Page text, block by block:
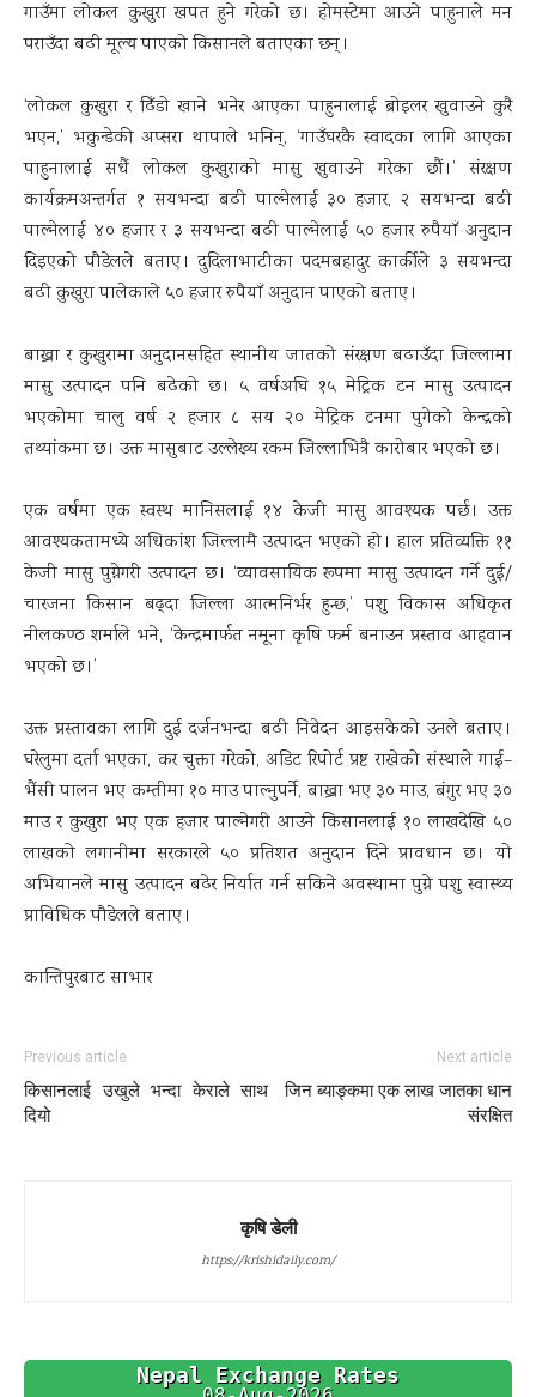
गाउँमा लोकल कुखुरा खपत हुने गरेको छ । होमस्टेमा आउने पाहुनाले मन
पराउँदा बढी मूल्य पाएको किसानले बताएका छन् ।
‘लोकल कुखुरा र ढिँडो खाने भनेर आएका पाहुनालाई ब्रोइलर खुवाउने कुरै
भएन,’ भकुन्डेकी अप्सरा थापाले भनिन्, ‘गाउँघरकै स्वादका लागि आएका
पाहुनालाई सधैं लोकल कुखुराको मासु खुवाउने गरेका छौं ।’ संरक्षण
कार्यक्रमअन्तर्गत १ सयभन्दा बढी पाल्नेलाई ३० हजार, २ सयभन्दा बढी
पाल्नेलाई ४० हजार र ३ सयभन्दा बढी पाल्नेलाई ५० हजार रुपैयाँ अनुदान
दिइएको पौडेलले बताए । दुदिलाभाटीका पदमबहादुर कार्कीले ३ सयभन्दा
बढी कुखुरा पालेकाले ५० हजार रुपैयाँ अनुदान पाएको बताए ।
बाख्रा र कुखुरामा अनुदानसहित स्थानीय जातको संरक्षण बढाउँदा जिल्लामा
मासु उत्पादन पनि बढेको छ । ५ वर्षअघि १५ मेट्रिक टन मासु उत्पादन
भएकोमा चालु वर्ष २ हजार ८ सय २० मेट्रिक टनमा पुगेको केन्द्रको
तथ्यांकमा छ । उक्त मासुबाट उल्लेख्य रकम जिल्लाभित्रै कारोबार भएको छ ।
एक वर्षमा एक स्वस्थ मानिसलाई १४ केजी मासु आवश्यक पर्छ । उक्त
आवश्यकतामध्ये अधिकांश जिल्लामै उत्पादन भएको हो । हाल प्रतिव्यक्ति ११
केजी मासु पुग्नेगरी उत्पादन छ । ‘व्यावसायिक रूपमा मासु उत्पादन गर्ने दुई/
चारजना किसान बढ्दा जिल्ला आत्मनिर्भर हुन्छ,’ पशु विकास अधिकृत
नीलकण्ठ शर्माले भने, ‘केन्द्रमार्फत नमूना कृषि फर्म बनाउन प्रस्ताव आहवान
भएको छ ।’
उक्त प्रस्तावका लागि दुई दर्जनभन्दा बढी निवेदन आइसकेको उनले बताए ।
घरेलुमा दर्ता भएका, कर चुक्ता गरेको, अडिट रिपोर्ट प्रष्ट राखेको संस्थाले गाई–
भैंसी पालन भए कम्तीमा १० माउ पाल्नुपर्ने, बाख्रा भए ३० माउ, बंगुर भए ३०
माउ र कुखुरा भए एक हजार पाल्नेगरी आउने किसानलाई १० लाखदेखि ५०
लाखको लगानीमा सरकारले ५० प्रतिशत अनुदान दिने प्रावधान छ । यो
अभियानले मासु उत्पादन बढेर निर्यात गर्न सकिने अवस्थामा पुग्ने पशु स्वास्थ्य
प्राविधिक पौडेलले बताए ।
कान्तिपुरबाट साभार
Previous article
किसानलाई उखुले भन्दा केराले साथ
दियो
Next article
जिन ब्याङ्कमा एक लाख जातका धान
संरक्षित
कृषि डेली
https://krishidaily.com/